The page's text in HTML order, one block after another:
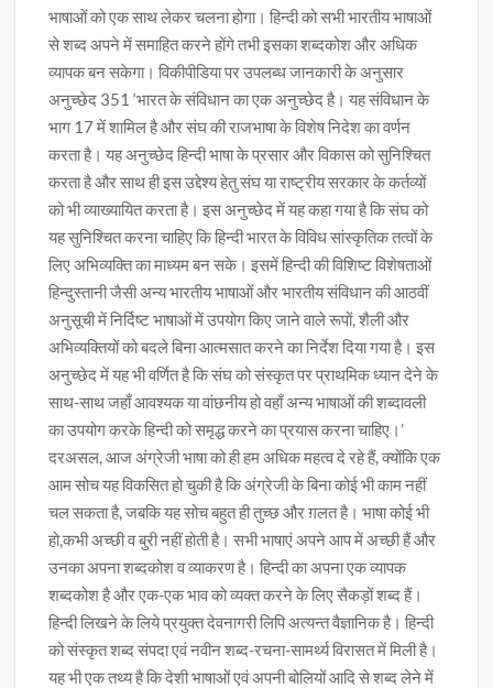
भाषाओं को एक साथ लेकर चलना होगा। हिन्दी को सभी भारतीय भाषाओं
से शब्द अपने में समाहित करने होंगे तभी इसका शब्दकोश और अधिक
व्यापक बन सकेगा। विकीपीडिया पर उपलब्ध जानकारी के अनुसार
अनुच्छेद 351 ‘भारत के संविधान का एक अनुच्छेद है। यह संविधान के
भाग 17 में शामिल है और संघ की राजभाषा के विशेष निदेश का वर्णन
करता है। यह अनुच्छेद हिन्दी भाषा के प्रसार और विकास को सुनिश्चित
करता है और साथ ही इस उद्देश्य हेतु संघ या राष्ट्रीय सरकार के कर्तव्यों
को भी व्याख्यायित करता है। इस अनुच्छेद में यह कहा गया है कि संघ को
यह सुनिश्चित करना चाहिए कि हिन्दी भारत के विविध सांस्कृतिक तत्वों के
लिए अभिव्यक्ति का माध्यम बन सके। इसमें हिन्दी की विशिष्ट विशेषताओं
हिन्दुस्तानी जैसी अन्य भारतीय भाषाओं और भारतीय संविधान की आठवीं
अनुसूची में निर्दिष्ट भाषाओं में उपयोग किए जाने वाले रूपों, शैली और
अभिव्यक्तियों को बदले बिना आत्मसात करने का निर्देश दिया गया है। इस
अनुच्छेद में यह भी वर्णित है कि संघ को संस्कृत पर प्राथमिक ध्यान देने के
साथ-साथ जहाँ आवश्यक या वांछनीय हो वहाँ अन्य भाषाओं की शब्दावली
का उपयोग करके हिन्दी को समृद्ध करने का प्रयास करना चाहिए।’
दरअसल, आज अंग्रेजी भाषा को ही हम अधिक महत्व दे रहे हैं, क्योंकि एक
आम सोच यह विकसित हो चुकी है कि अंग्रेजी के बिना कोई भी काम नहीं
चल सकता है, जबकि यह सोच बहुत ही तुच्छ और ग़लत है। भाषा कोई भी
हो,कभी अच्छी व बुरी नहीं होती है। सभी भाषाएं अपने आप में अच्छी हैं और
उनका अपना शब्दकोश व व्याकरण है। हिन्दी का अपना एक व्यापक
शब्दकोश है और एक-एक भाव को व्यक्त करने के लिए सैकड़ों शब्द हैं।
हिन्दी लिखने के लिये प्रयुक्त देवनागरी लिपि अत्यन्त वैज्ञानिक है। हिन्दी
को संस्कृत शब्द संपदा एवं नवीन शब्द-रचना-सामर्थ्य विरासत में मिली है।
यह भी एक तथ्य है कि देशी भाषाओं एवं अपनी बोलियों आदि से शब्द लेने में